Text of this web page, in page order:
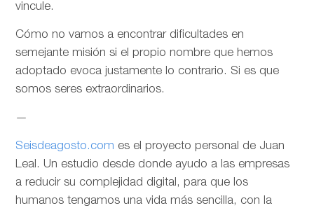
vincule.
Cómo no vamos a encontrar dificultades en
semejante misión si el propio nombre que hemos
adoptado evoca justamente lo contrario. Si es que
somos seres extraordinarios.
—
Seisdeagosto.com es el proyecto personal de Juan
Leal. Un estudio desde donde ayudo a las empresas
a reducir su complejidad digital, para que los
humanos tengamos una vida más sencilla, con la